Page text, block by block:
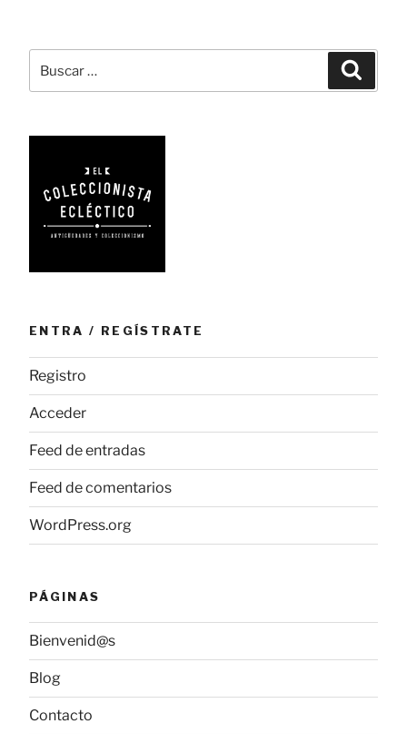
lujo
por:
ENTRA / REGÍSTRATE
Registro
Acceder
Feed de entradas
Feed de comentarios
WordPress.org
PÁGINAS
Bienvenid@s
Blog
Contacto